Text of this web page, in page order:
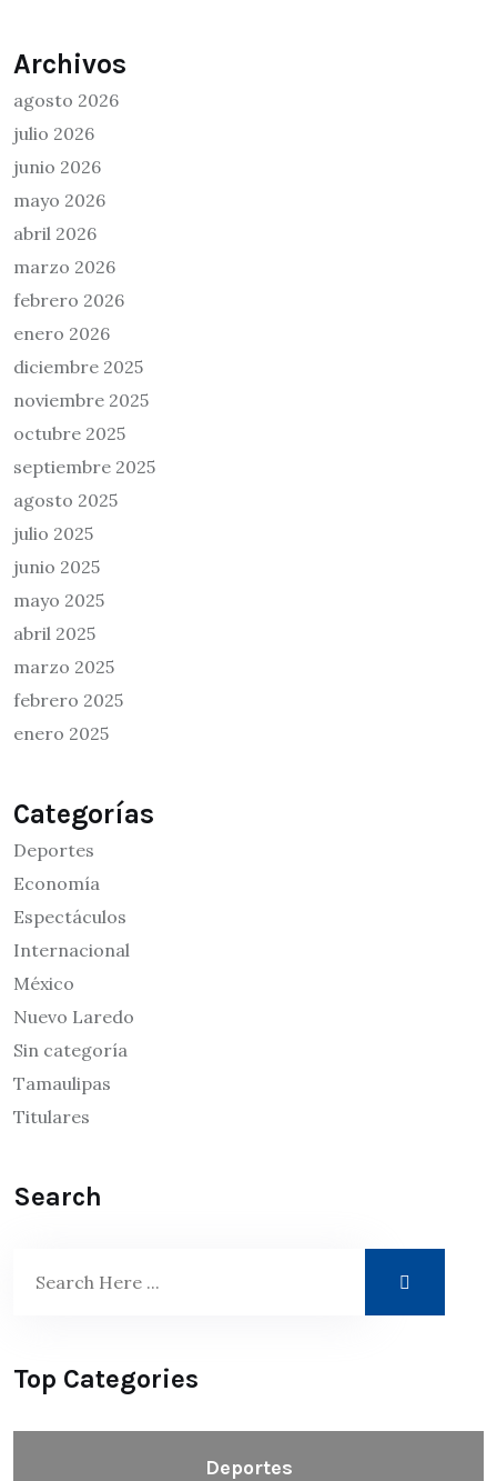
Archivos
agosto 2026
julio 2026
junio 2026
mayo 2026
abril 2026
marzo 2026
febrero 2026
enero 2026
diciembre 2025
noviembre 2025
octubre 2025
septiembre 2025
agosto 2025
julio 2025
junio 2025
mayo 2025
abril 2025
marzo 2025
febrero 2025
enero 2025
Categorías
Deportes
Economía
Espectáculos
Internacional
México
Nuevo Laredo
Sin categoría
Tamaulipas
Titulares
Search
Top Categories
Deportes